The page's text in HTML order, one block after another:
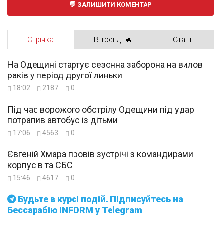
ЗАЛИШИТИ КОМЕНТАР
Стрічка В тренді 🔥 Статті
Будьте в курсі подій. Підписуйтесь на
Бессарабію INFORM у Telegram
На Одещині стартує сезонна заборона на вилов
раків у період другої линьки
18:02 2187 0
Під час ворожого обстрілу Одещини під удар
потрапив автобус із дітьми
17:06 4563 0
Євгеній Хмара провів зустрічі з командирами
корпусів та СБС
15:46 4617 0